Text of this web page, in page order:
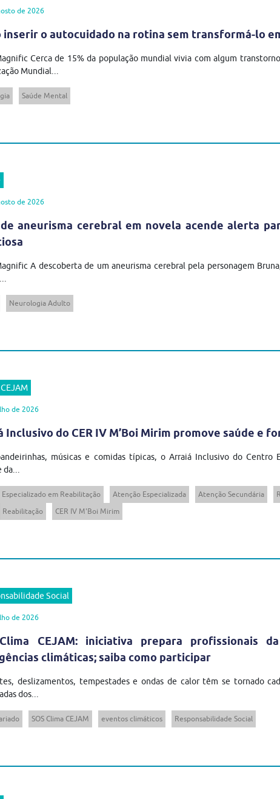
de 2026
inserir o autocuidado na rotina sem transformá-lo
Cerca de 15% da população mundial vivia com algum
Mundial...
Saúde Mental
de 2026
de aneurisma cerebral em novela acende alerta
A descoberta de um aneurisma cerebral pela personagem
Neurologia Adulto
de 2026
Inclusivo do CER IV M’Boi Mirim promove saúde e
músicas e comidas típicas, o Arraiá Inclusivo do Centro
em Reabilitação Atenção Especializada Atenção Secundária
Reabilitação CER IV M'Boi Mirim
Social
de 2026
Clima CEJAM: iniciativa prepara profissionais
climáticas; saiba como participar
deslizamentos, tempestades e ondas de calor têm se tornado
dos...
SOS Clima CEJAM eventos climáticos Responsabilidade Social